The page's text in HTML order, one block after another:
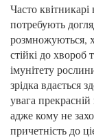
Часто
потребують
розмножуються,
стійкі до хвороб
імунітету
зрідка вдається
увага
адже кому не
причетність до